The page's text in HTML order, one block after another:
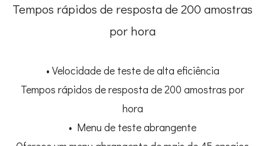
Tempos rápidos de resposta de 200 amostras
por hora
• Velocidade de teste de alta eficiência
Tempos rápidos de resposta de 200 amostras por
hora
• Menu de teste abrangente